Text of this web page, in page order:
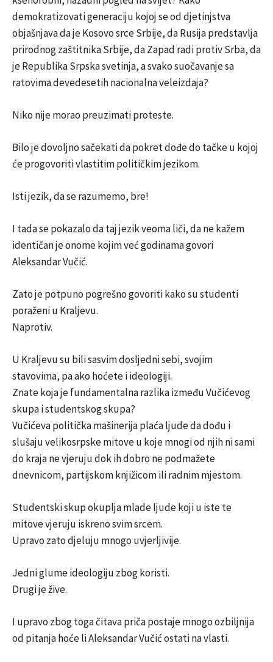
demokratizovati generaciju kojoj se od djetinjstva
objašnjava da je Kosovo srce Srbije, da Rusija predstavlja
prirodnog zaštitnika Srbije, da Zapad radi protiv Srba, da
je Republika Srpska svetinja, a svako suočavanje sa
ratovima devedesetih nacionalna veleizdaja?
Niko nije morao preuzimati proteste.
Bilo je dovoljno sačekati da pokret dođe do tačke u kojoj
će progovoriti vlastitim političkim jezikom.
Isti jezik, da se razumemo, bre!
I tada se pokazalo da taj jezik veoma liči, da ne kažem
identičan je onome kojim već godinama govori
Aleksandar Vučić.
Zato je potpuno pogrešno govoriti kako su studenti
poraženi u Kraljevu.
Naprotiv.
U Kraljevu su bili sasvim dosljedni sebi, svojim
stavovima, pa ako hoćete i ideologiji.
Znate koja je fundamentalna razlika između Vučićevog
skupa i studentskog skupa?
Vučićeva politička mašinerija plaća ljude da dođu i
slušaju velikosrpske mitove u koje mnogi od njih ni sami
do kraja ne vjeruju dok ih dobro ne podmažete
dnevnicom, partijskom knjižicom ili radnim mjestom.
Studentski skup okuplja mlade ljude koji u iste te
mitove vjeruju iskreno svim srcem.
Upravo zato djeluju mnogo uvjerljivije.
Jedni glume ideologiju zbog koristi.
Drugi je žive.
I upravo zbog toga čitava priča postaje mnogo ozbiljnija
od pitanja hoće li Aleksandar Vučić ostati na vlasti.